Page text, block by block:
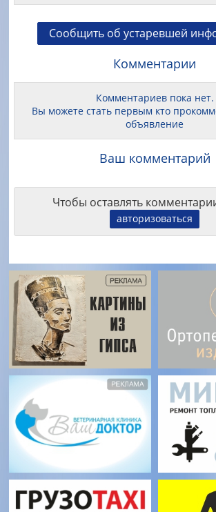
Сообщить об устаревшей
Комментарии
Комментариев пока нет.
Вы можете стать первым кто
объявление
Ваш комментарий
Чтобы оставлять
авторизоваться